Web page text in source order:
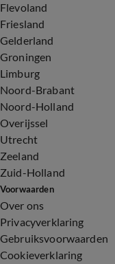
Flevoland
Friesland
Gelderland
Groningen
Limburg
Noord-Brabant
Noord-Holland
Overijssel
Utrecht
Zeeland
Zuid-Holland
Voorwaarden
Over ons
Privacyverklaring
Gebruiksvoorwaarden
Cookieverklaring